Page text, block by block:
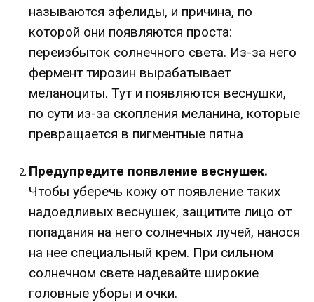
называются эфелиды, и причина, по
которой они появляются проста:
переизбыток солнечного света. Из-за него
фермент тирозин вырабатывает
меланоциты. Тут и появляются веснушки,
по сути из-за скопления меланина, которые
превращается в пигментные пятна
Предупредите появление веснушек.
Чтобы уберечь кожу от появление таких
надоедливых веснушек, защитите лицо от
попадания на него солнечных лучей, нанося
на нее специальный крем. При сильном
солнечном свете надевайте широкие
головные уборы и очки.